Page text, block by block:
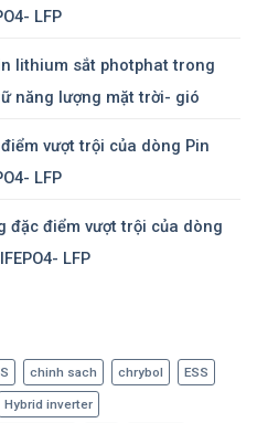
LFP
lithium sắt photphat trong
năng lượng mặt trời- gió
vượt trội của dòng Pin
LFP
đặc điểm vượt trội của dòng
LFP
chinh sach chrybol ESS
Hybrid inverter